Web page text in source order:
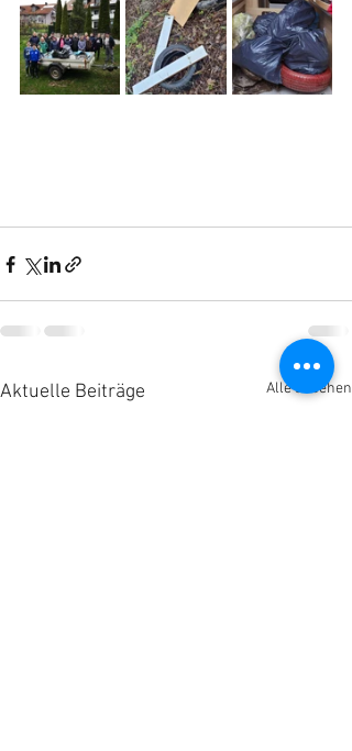
Aktuelle Beiträge Alle ansehen